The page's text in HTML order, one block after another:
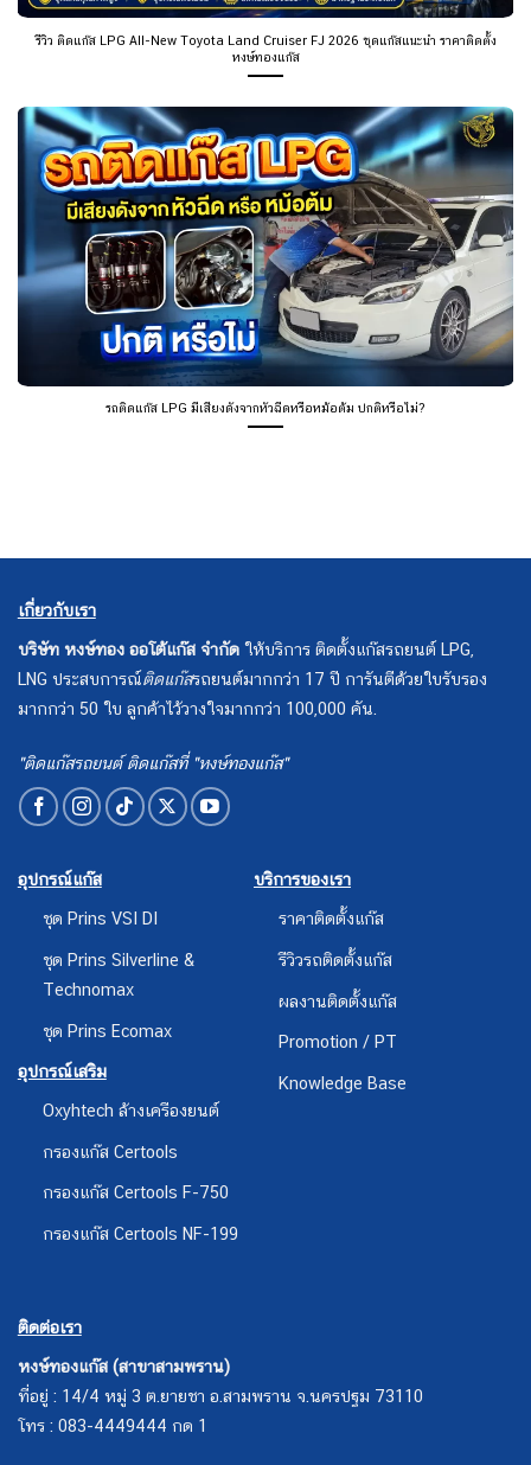
รีวิว ติดแก๊ส LPG All-New Toyota Land Cruiser FJ 2026 ชุดแก๊สแนะนำ ราคาติดตั้ง
หงษ์ทองแก๊ส
รถติดแก๊ส LPG มีเสียงดังจากหัวฉีดหรือหม้อต้ม ปกติหรือไม่?
เกี่ยวกับเรา
บริษัท หงษ์ทอง ออโต้แก๊ส จำกัด ให้บริการ ติดตั้งแก๊สรถยนต์ LPG,
LNG ประสบการณ์ติดแก๊สรถยนต์มากกว่า 17 ปี การันตีด้วยใบรับรอง
มากกว่า 50 ใบ ลูกค้าไว้วางใจมากกว่า 100,000 คัน.
"ติดแก๊สรถยนต์ ติดแก๊สที่ "หงษ์ทองแก๊ส"
อุปกรณ์แก๊ส
ชุด Prins VSI DI
ชุด Prins Silverline &
Technomax
ชุด Prins Ecomax
อุปกรณ์เสริม
Oxyhtech ล้างเครืองยนต์
กรองแก๊ส Certools
กรองแก๊ส Certools F-750
กรองแก๊ส Certools NF-199
บริการของเรา
ราคาติดตั้งแก๊ส
รีวิวรถติดตั้งแก๊ส
ผลงานติดตั้งแก๊ส
Promotion / PT
Knowledge Base
ติดต่อเรา
หงษ์ทองแก๊ส (สาขาสามพราน)
ที่อยู่ : 14/4 หมู่ 3 ต.ยายชา อ.สามพราน จ.นครปฐม 73110
โทร : 083-4449444 กด 1